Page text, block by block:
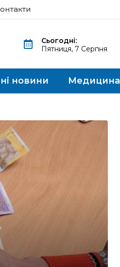
Сьогодні:
Пятниця, 7 Серпня
новини Медицина